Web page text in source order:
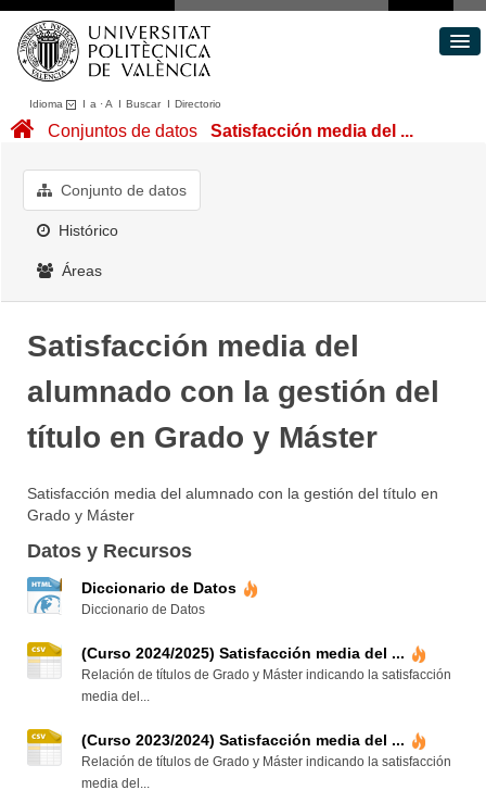
Idioma I a ·A I BuscarI Directorio
Conjuntos de datos
Acerca de
Conjuntos de datos Satisfacción media del ...
Conjunto de datos
Histórico
Áreas
Satisfacción media del
alumnado con la gestión del
título en Grado y Máster
Satisfacción media del alumnado con la gestión del título en
Grado y Máster
Datos y Recursos
Diccionario de Datos
Diccionario de Datos
(Curso 2024/2025) Satisfacción media del ...
Relación de títulos de Grado y Máster indicando la satisfacción
media del...
(Curso 2023/2024) Satisfacción media del ...
Relación de títulos de Grado y Máster indicando la satisfacción
media del...